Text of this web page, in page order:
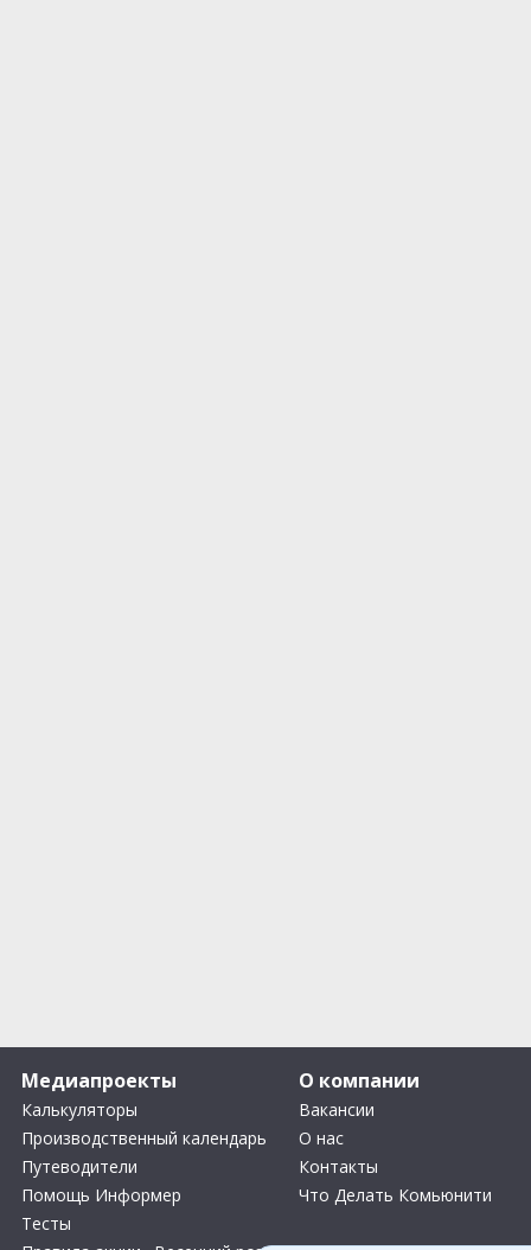
Медиапроекты
Калькуляторы
Производственный календарь
Путеводители
Помощь Информер
Тесты
О компании
Вакансии
О нас
Контакты
Что Делать Комьюнити